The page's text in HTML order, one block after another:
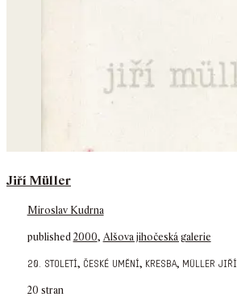
Jiří Müller
Miroslav Kudrna
published 2000, Alšova jihočeská galerie
20. století, české umění, kresba, müller jiří
20 stran